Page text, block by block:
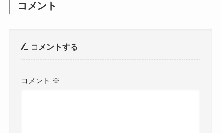
コメント
コメントする
コメント ※